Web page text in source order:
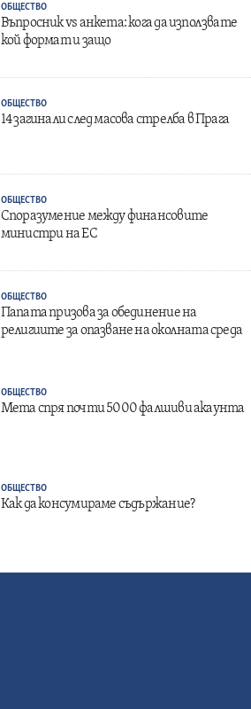
ОБЩЕСТВО
Въпросник vs анкета: кога да използвате
кой формат и защо
ОБЩЕСТВО
14 загинали след масова стрелба в Прага
ОБЩЕСТВО
Споразумение между финансовите
министри на ЕС
ОБЩЕСТВО
Папата призова за обединение на
религиите за опазване на околната среда
ОБЩЕСТВО
Мета спря почти 5000 фалшиви акаунта
ОБЩЕСТВО
Как да консумираме съдържание?